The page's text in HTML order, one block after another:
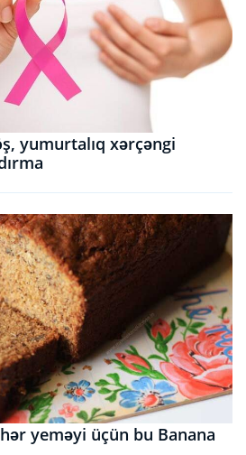
yumurtalıq xərçəngi
yeməyi üçün bu Banana